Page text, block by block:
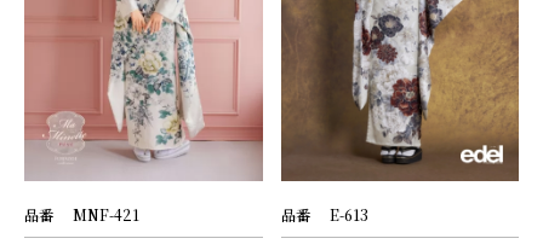
品番 MNF-421 品番 E-613